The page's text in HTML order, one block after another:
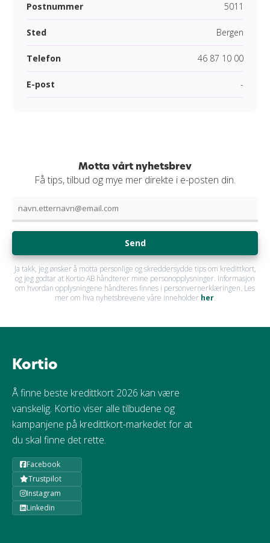
Postnummer 5011
Sted Bergen
Telefon 46 87 10 00
E-post -
Motta vårt nyhetsbrev
Få tips, tilbud og mye mer direkte i e-posten din.
Send
Ja takk, jeg ønsker å motta personlige og skreddersydde tips om kredittkort,
og jeg godtar at Kortio AB håndterer mine personopplysninger. Informasjon
om hvordan opplysningene håndteres finnes i personvernerklæringen. Les
mer om hva nyhetsbrevene våre inneholder her.
Kortio
Å finne beste kredittkort 2026 kan være
vanskelig. Kortio viser alle tilbudene og
kampanjene på kredittkort-markedet for at
du skal finne det rette.
Facebook
Trustpilot
Instagram
Linkedin